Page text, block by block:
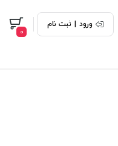
ورود | ثبت نام
0